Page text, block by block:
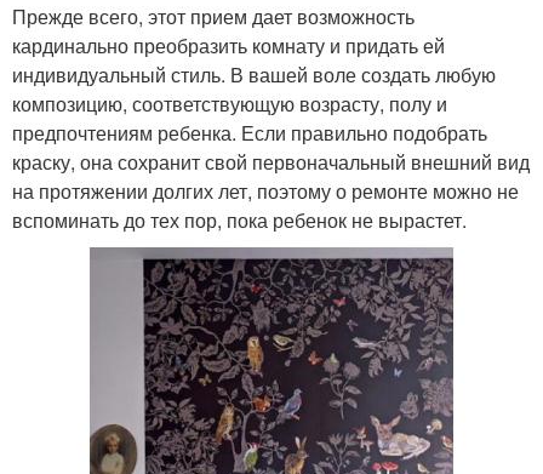
Прежде всего, этот прием дает возможность
кардинально преобразить комнату и придать ей
индивидуальный стиль. В вашей воле создать любую
композицию, соответствующую возрасту, полу и
предпочтениям ребенка. Если правильно подобрать
краску, она сохранит свой первоначальный внешний вид
на протяжении долгих лет, поэтому о ремонте можно не
вспоминать до тех пор, пока ребенок не вырастет.